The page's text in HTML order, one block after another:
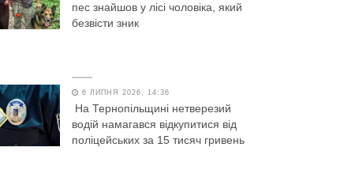
пес знайшов у лісі чоловіка, який
безвісти зник
6 ЛИПНЯ 2026, 14:36
На Тернопільщині нетверезий
водій намагався відкупитися від
поліцейських за 15 тисяч гривень